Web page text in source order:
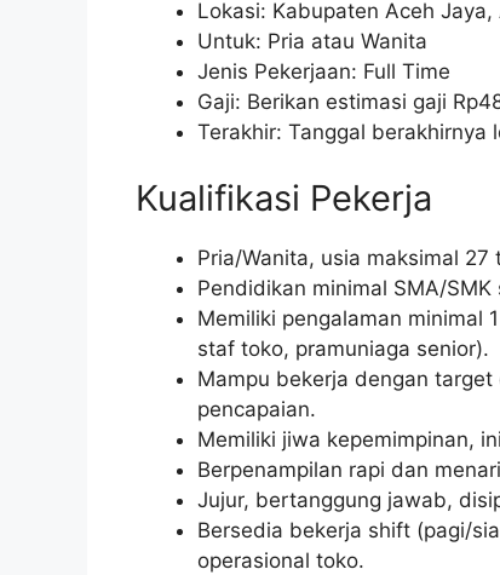
Lokasi: Kabupaten Aceh Jaya,
Untuk: Pria atau Wanita
Jenis Pekerjaan: Full Time
Gaji: Berikan estimasi gaji Rp
Terakhir: Tanggal berakhirnya
Kualifikasi Pekerja
Pria/Wanita, usia maksimal 27
Pendidikan minimal SMA/SMK
Memiliki pengalaman minimal
staf toko, pramuniaga senior).
Mampu bekerja dengan
pencapaian.
Memiliki jiwa kepemimpinan,
Berpenampilan rapi dan
Jujur, bertanggung jawab,
Bersedia bekerja shift (pagi/
operasional toko.